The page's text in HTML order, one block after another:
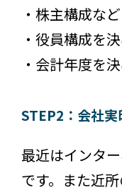
・株主構成な
・役員構成を
・会計年度を
STEP2：会社
最近はインタ
です。また近